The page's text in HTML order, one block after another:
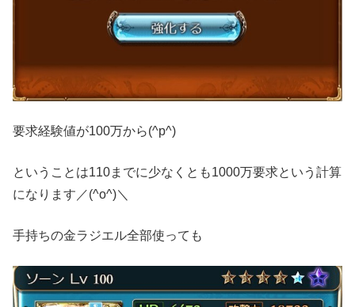
要求経験値が100万から(^p^)
ということは110までに少なくとも1000万要求という計算
になります／(^o^)＼
手持ちの金ラジエル全部使っても